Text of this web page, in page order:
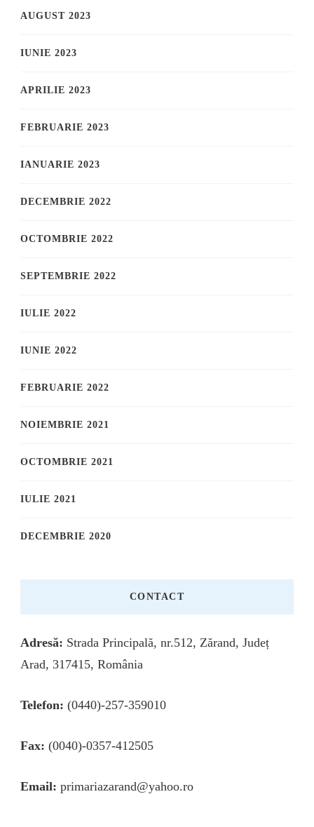
AUGUST 2023
IUNIE 2023
APRILIE 2023
FEBRUARIE 2023
IANUARIE 2023
DECEMBRIE 2022
OCTOMBRIE 2022
SEPTEMBRIE 2022
IULIE 2022
IUNIE 2022
FEBRUARIE 2022
NOIEMBRIE 2021
OCTOMBRIE 2021
IULIE 2021
DECEMBRIE 2020
CONTACT
Adresă: Strada Principală, nr.512, Zărand, Județ
Arad, 317415, România
Telefon: (0440)-257-359010
Fax: (0040)-0357-412505
Email: primariazarand@yahoo.ro